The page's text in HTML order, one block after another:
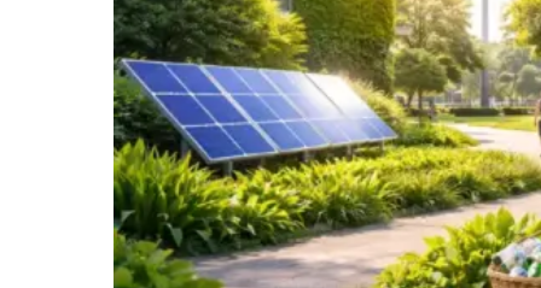
Investigaciones
Universitaria